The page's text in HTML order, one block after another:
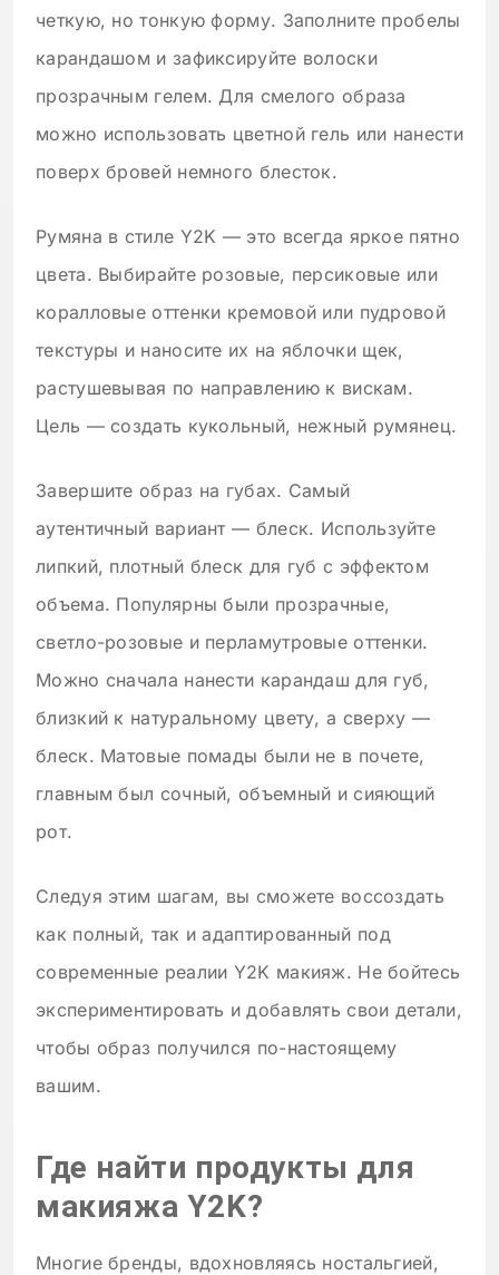
четкую, но тонкую форму. Заполните пробелы
карандашом и зафиксируйте волоски
прозрачным гелем. Для смелого образа
можно использовать цветной гель или нанести
поверх бровей немного блесток.
Румяна в стиле Y2K — это всегда яркое пятно
цвета. Выбирайте розовые, персиковые или
коралловые оттенки кремовой или пудровой
текстуры и наносите их на яблочки щек,
растушевывая по направлению к вискам.
Цель — создать кукольный, нежный румянец.
Завершите образ на губах. Самый
аутентичный вариант — блеск. Используйте
липкий, плотный блеск для губ с эффектом
объема. Популярны были прозрачные,
светло-розовые и перламутровые оттенки.
Можно сначала нанести карандаш для губ,
близкий к натуральному цвету, а сверху —
блеск. Матовые помады были не в почете,
главным был сочный, объемный и сияющий
рот.
Следуя этим шагам, вы сможете воссоздать
как полный, так и адаптированный под
современные реалии Y2K макияж. Не бойтесь
экспериментировать и добавлять свои детали,
чтобы образ получился по-настоящему
вашим.
Где найти продукты для
макияжа Y2K?
Многие бренды, вдохновляясь ностальгией,